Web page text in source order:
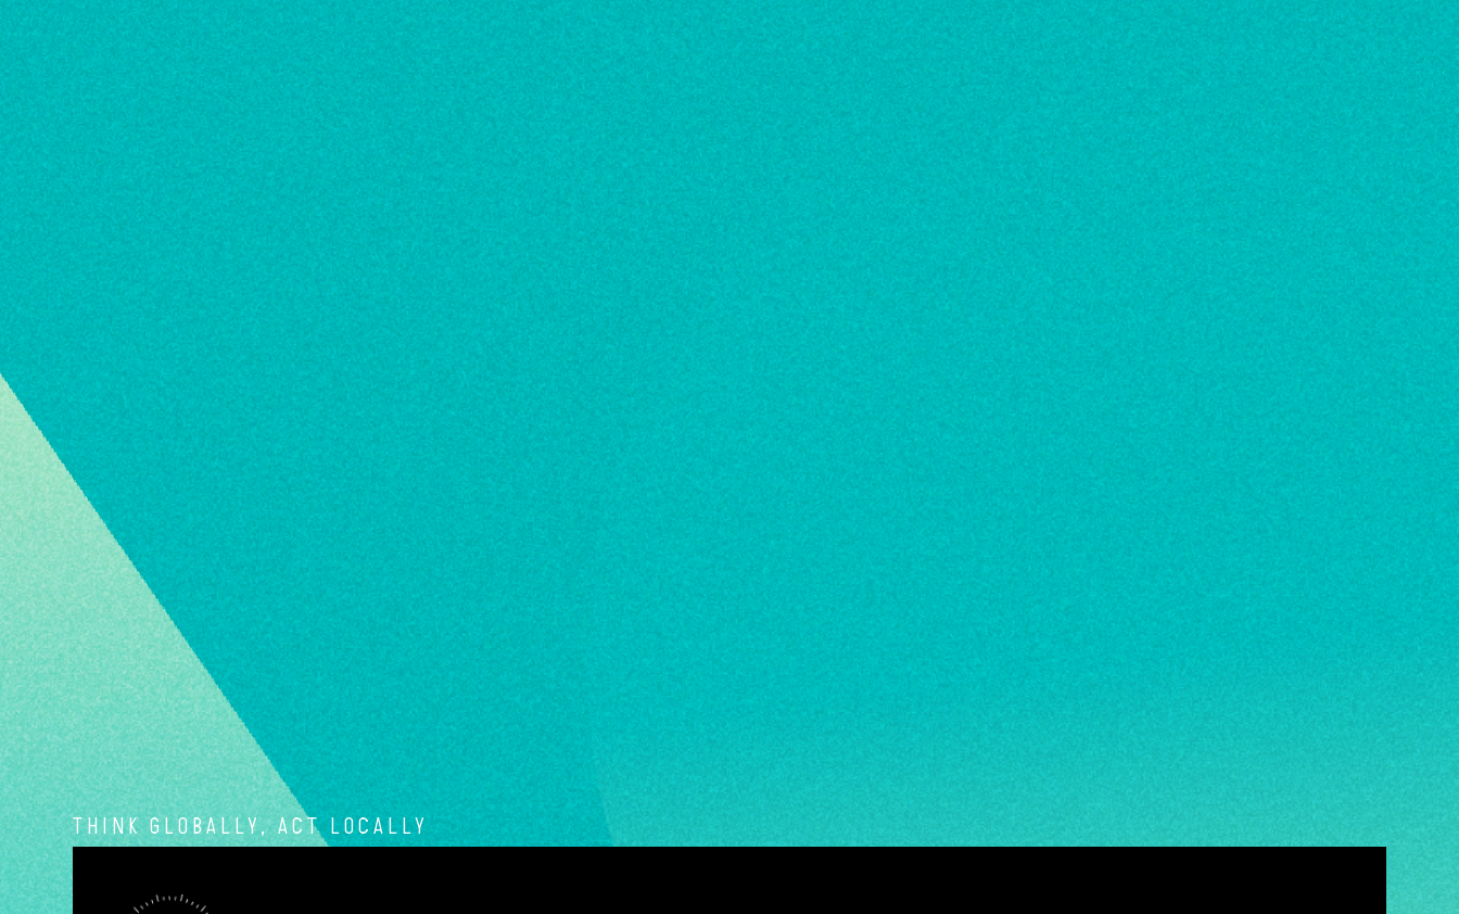
THINK GLOBALLY, ACT LOCALLY